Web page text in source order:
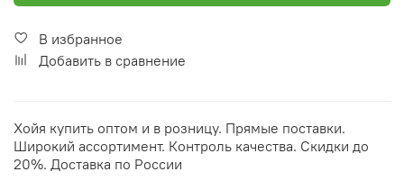
В избранное
Добавить в сравнение
Хойя купить оптом и в розницу. Прямые поставки.
Широкий ассортимент. Контроль качества. Скидки до
20%. Доставка по России